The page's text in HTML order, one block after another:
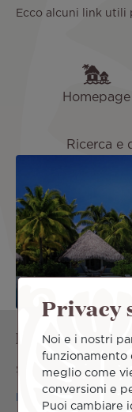
Ecco alcuni link utili
Homepage
Ricerca e
I voli più
Scopri le tratte
Privacy
Noi e i nostri
funzionamento
meglio come
conversioni e
Puoi cambiare